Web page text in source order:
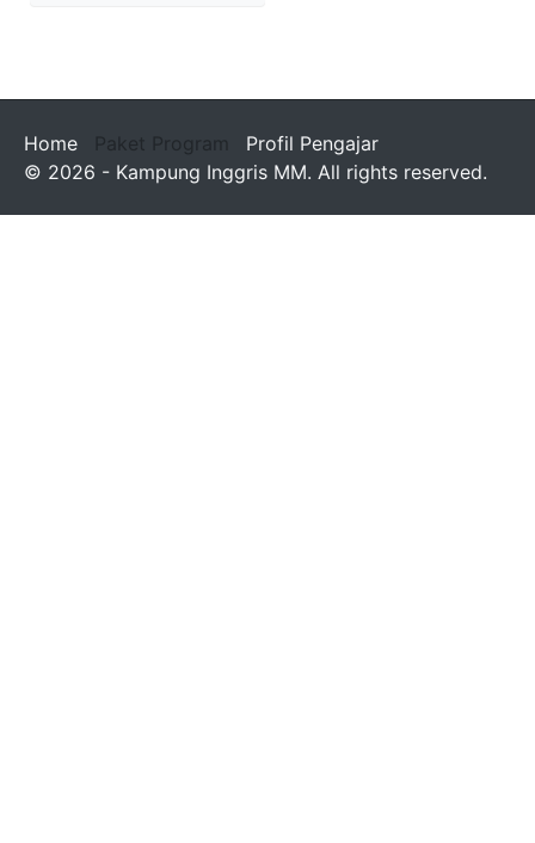
Home Paket Program
Profil Pengajar
© 2026 - Kampung Inggris MM. All rights reserved.